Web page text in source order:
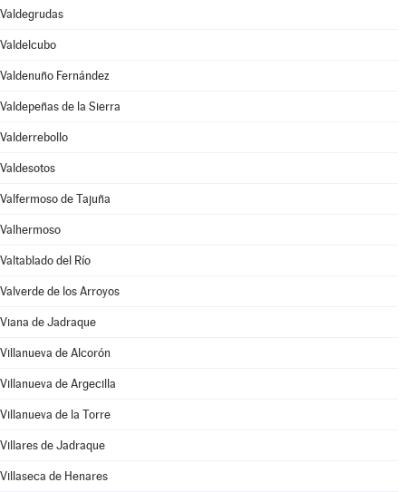
Valdegrudas
Valdelcubo
Valdenuño Fernández
Valdepeñas de la Sierra
Valderrebollo
Valdesotos
Valfermoso de Tajuña
Valhermoso
Valtablado del Río
Valverde de los Arroyos
Viana de Jadraque
Villanueva de Alcorón
Villanueva de Argecilla
Villanueva de la Torre
Villares de Jadraque
Villaseca de Henares